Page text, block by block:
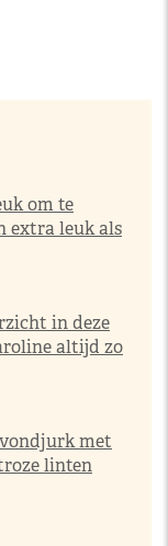
om te
extra leuk als
in deze
altijd zo
met
linten